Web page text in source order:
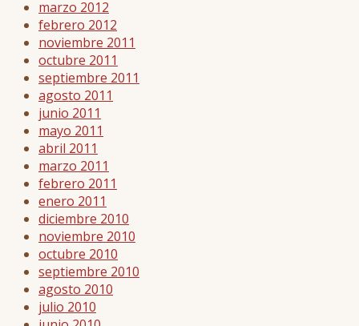
marzo 2012
febrero 2012
noviembre 2011
octubre 2011
septiembre 2011
agosto 2011
junio 2011
mayo 2011
abril 2011
marzo 2011
febrero 2011
enero 2011
diciembre 2010
noviembre 2010
octubre 2010
septiembre 2010
agosto 2010
julio 2010